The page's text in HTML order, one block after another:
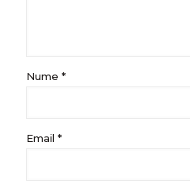
Nume *
Email *